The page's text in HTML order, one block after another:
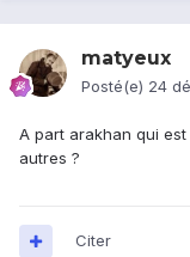
matyeux
Posté(e) 24
A part arakhan qui
autres ?
Citer